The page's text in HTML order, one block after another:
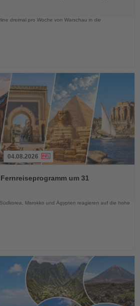
dreimal pro Woche von Warschau in die
04.08.2026
um 31
Marokko und Ägypten reagieren auf die hohe